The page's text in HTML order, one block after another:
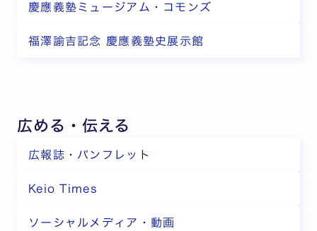
慶應義塾ミュージアム・コモンズ
福澤諭吉記念 慶應義塾史展示館
広める・伝える
広報誌・パンフレット
Keio Times
ソーシャルメディア・動画